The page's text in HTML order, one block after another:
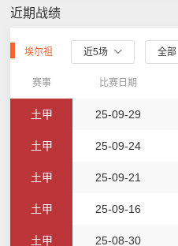
近期战绩
埃尔祖 近5场 全部
赛事 比赛日期
土甲 25-09-29
土甲 25-09-24
土甲 25-09-21
土甲 25-09-16
土甲 25-08-30